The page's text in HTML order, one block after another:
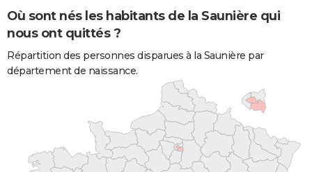
Où sont nés les habitants de la Saunière qui
nous ont quittés ?
Répartition des personnes disparues à la Saunière par
département de naissance.